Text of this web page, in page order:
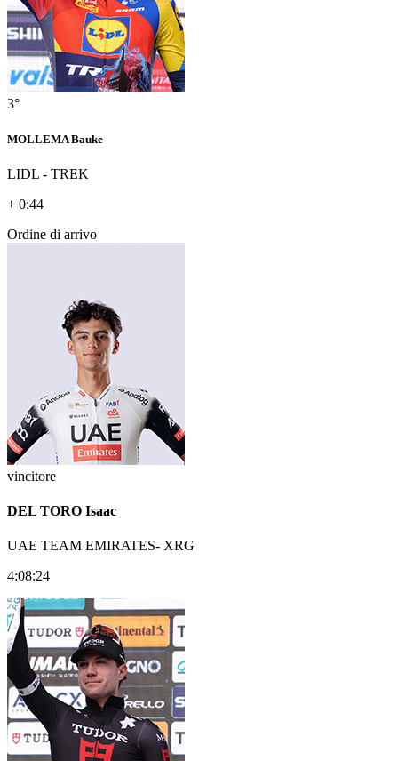
3°
MOLLEMA Bauke
LIDL - TREK
+ 0:44
Ordine di arrivo
vincitore
DEL TORO Isaac
UAE TEAM EMIRATES- XRG
4:08:24